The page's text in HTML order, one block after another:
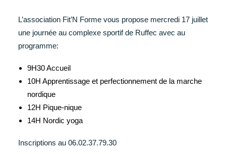
L’association Fit’N Forme vous propose mercredi 17 juillet
une journée au complexe sportif de Ruffec avec au
programme:
9H30 Accueil
10H Apprentissage et perfectionnement de la marche
nordique
12H Pique-nique
14H Nordic yoga
Inscriptions au 06.02.37.79.30